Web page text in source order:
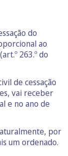
do
ao
263.º do
de cessação
vai receber
e no ano de
por
um ordenado.